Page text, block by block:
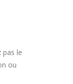
pas le
ou